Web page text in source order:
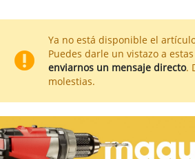
de
Bancos
De
Trabajo/armarios
Accesorios
en
el
catálogo
Ya no está disponible el
Puedes darle un vistazo a
enviarnos un mensaje directo.
molestias.